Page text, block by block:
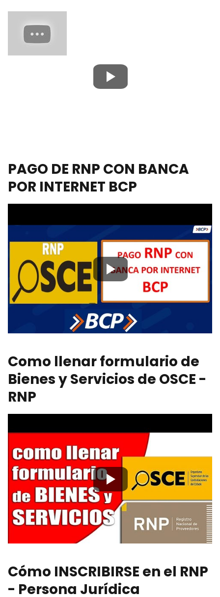
PAGO DE RNP CON BANCA
POR INTERNET BCP
Como llenar formulario de
Bienes y Servicios de OSCE -
RNP
Cómo INSCRIBIRSE en el RNP
- Persona Jurídica